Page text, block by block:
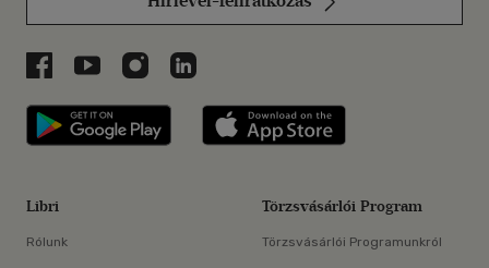
Libri a Facebookon
Libri a Youtube-on
Libri az Instagramon
Libri a LinkedInen
Libri applikáció Szerezd meg: Google
Libri
Rólunk
Törzsvásárlói Program
Törzsvásárlói Programunkról